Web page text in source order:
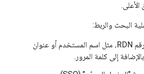
البحث والربط:
يُدخل المستخدم رقم RDN، مثل اسم المستخدم أو عنوان
بالإضافة إلى كلمة المرور.